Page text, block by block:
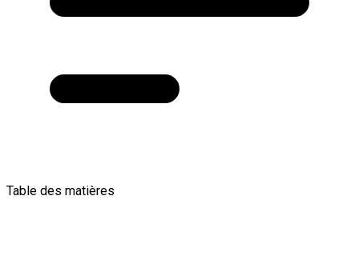
Table des matières